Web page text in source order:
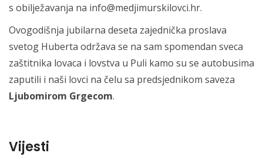
s obilježavanja na info@medjimurskilovci.hr.
Ovogodišnja jubilarna deseta zajednička proslava
svetog Huberta održava se na sam spomendan sveca
zaštitnika lovaca i lovstva u Puli kamo su se autobusima
zaputili i naši lovci na čelu sa predsjednikom saveza
Ljubomirom Grgecom.
Vijesti